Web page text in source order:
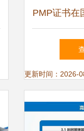
PMP证书在
数据处
更新时间：2026-